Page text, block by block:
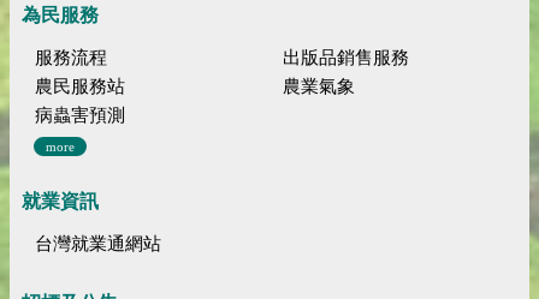
為民服務
服務流程
出版品銷售服務
農民服務站
農業氣象
病蟲害預測
more
就業資訊
台灣就業通網站